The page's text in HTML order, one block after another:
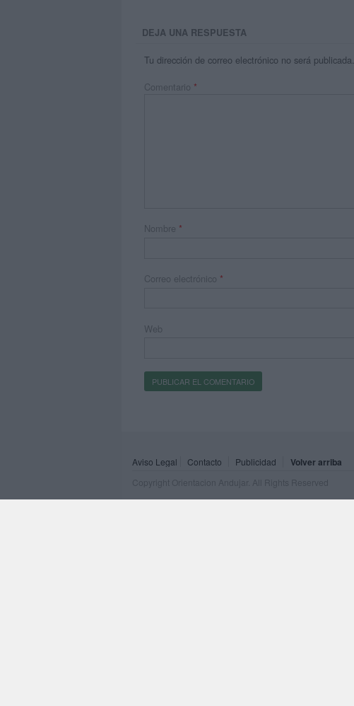
DEJA UNA RESPUESTA
Tu dirección de correo electrónico no será publicada.
Comentario *
Nombre *
Correo electrónico *
Web
Aviso Legal Contacto Publicidad Volver arriba